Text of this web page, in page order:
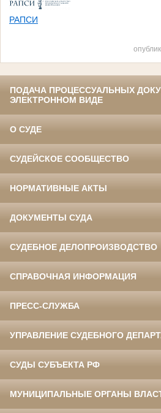
РАПСИ
ПОДАЧА ПРОЦЕССУАЛЬНЫХ
ЭЛЕКТРОННОМ ВИДЕ
О СУДЕ
СУДЕЙСКОЕ СООБЩЕСТВО
НОРМАТИВНЫЕ АКТЫ
ДОКУМЕНТЫ СУДА
СУДЕБНОЕ ДЕЛОПРОИЗВОДСТВО
СПРАВОЧНАЯ ИНФОРМАЦИЯ
ПРЕСС-СЛУЖБА
УПРАВЛЕНИЕ СУДЕБНОГО
СУДЫ СУБЪЕКТА РФ
МУНИЦИПАЛЬНЫЕ ОРГАНЫ